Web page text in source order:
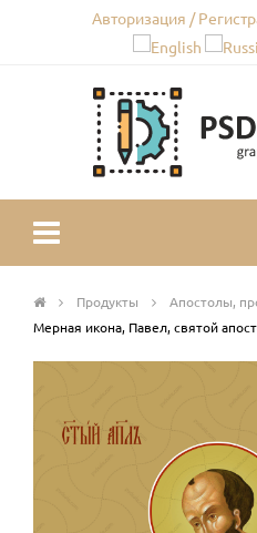
Авторизация /
Продукты
Апостолы,
Мерная икона, Павел, святой